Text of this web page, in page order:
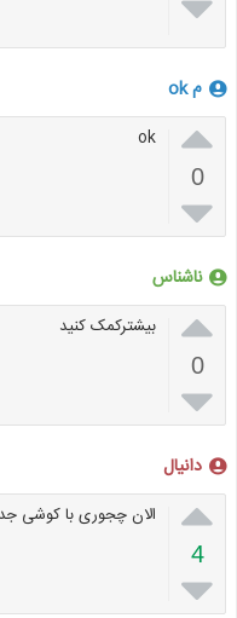
م ok

0

ok
ناشناس

0

بیشترکمک کنید
دانیال

4

الان چجوری با کوشی